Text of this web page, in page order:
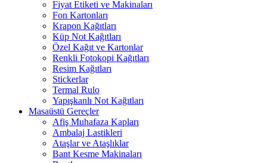
Fiyat Etiketi ve Makinaları
Fon Kartonları
Krapon Kağıtları
Küp Not Kağıtları
Özel Kağıt ve Kartonlar
Renkli Fotokopi Kağıtları
Resim Kağıtları
Stickerlar
Termal Rulo
Yapışkanlı Not Kağıtları
Masaüstü Gereçler
Afiş Muhafaza Kapları
Ambalaj Lastikleri
Ataşlar ve Ataşlıklar
Bant Kesme Makinaları